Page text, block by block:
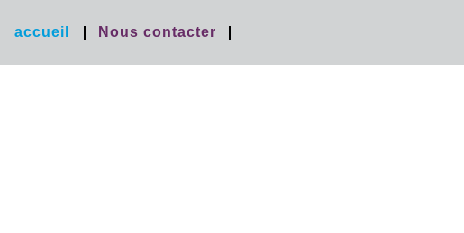
accueil Nous contacter